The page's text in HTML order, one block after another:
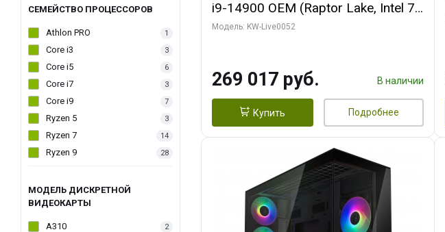
СЕМЕЙСТВО ПРОЦЕССОРОВ
Athlon PRO 1
Core i3 3
Core i5 6
Core i7 3
Core i9 7
Ryzen 5 3
Ryzen 7 14
Ryzen 9 28
МОДЕЛЬ ДИСКРЕТНОЙ
ВИДЕОКАРТЫ
A310 2
i9-14900 OEM (Raptor Lake, Intel 7,
C24 16EC/8PC// 64 ГБ ОЗУ (2
256bit 3xDP HD/ 512 ГБ SSD)
Модель: KW-Live0052
269 017 руб. В наличии
Купить Подробнее